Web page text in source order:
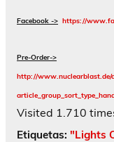
Facebook -> https://
Pre-Order->
http://www.nuclearblast.de/
Visited 1.710
Etiquetas: "Lights